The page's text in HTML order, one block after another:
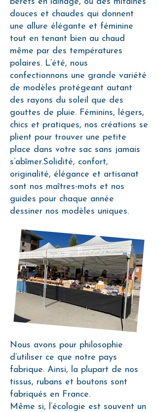
douces et chaudes qui donnent
une allure élégante et féminine
tout en tenant bien au chaud
même par des températures
polaires. L’été, nous
confectionnons une grande variété
de modèles protégeant autant
des rayons du soleil que des
gouttes de pluie. Féminins, légers,
chics et pratiques, nos créations se
plient pour trouver une petite
place dans votre sac sans jamais
s’abîmer.Solidité, confort,
originalité, élégance et artisanat
sont nos maîtres-mots et nos
guides pour chaque année
dessiner nos modèles uniques.
Nous avons pour philosophie
d’utiliser ce que notre pays
fabrique. Ainsi, la plupart de nos
tissus, rubans et boutons sont
fabriqués en France.
Même si, l’écologie est souvent un